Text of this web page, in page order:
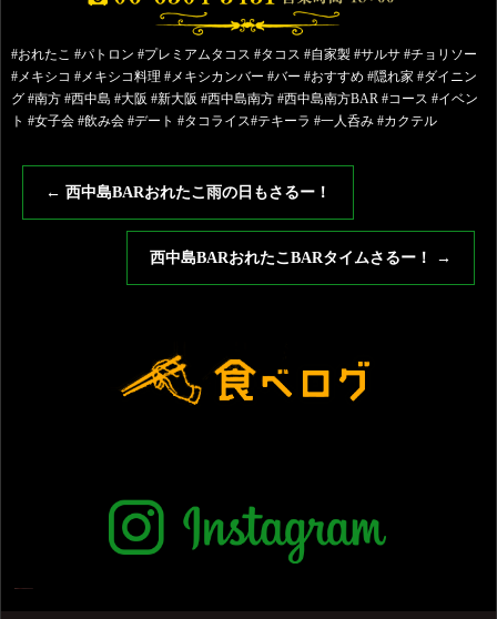
#おれたこ #パトロン #プレミアムタコス #タコス #自家製 #サルサ #チョリソー
#メキシコ #メキシコ料理 #メキシカンバー #バー #おすすめ #隠れ家 #ダイニン
グ #南方 #西中島 #大阪 #新大阪 #西中島南方 #西中島南方BAR #コース #イベン
ト #女子会 #飲み会 #デート #タコライス#テキーラ #一人呑み #カクテル
← 西中島BARおれたこ雨の日もさるー！
西中島BARおれたこBARタイムさるー！ →